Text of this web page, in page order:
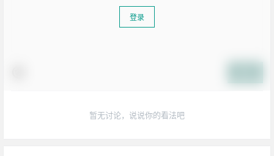
登录
暂无讨论，说说你的看法吧
生活也美好了！